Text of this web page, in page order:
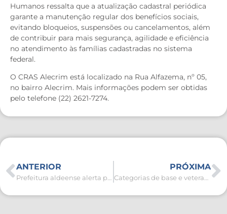
Humanos ressalta que a atualização cadastral periódica
garante a manutenção regular dos benefícios sociais,
evitando bloqueios, suspensões ou cancelamentos, além
de contribuir para mais segurança, agilidade e eficiência
no atendimento às famílias cadastradas no sistema
federal.
O CRAS Alecrim está localizado na Rua Alfazema, nº 05,
no bairro Alecrim. Mais informações podem ser obtidas
pelo telefone (22) 2621-7274.
ANTERIOR PRÓXIMA